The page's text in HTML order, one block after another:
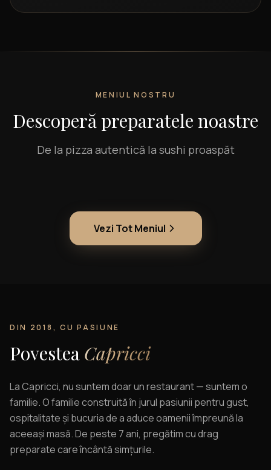
MENIUL NOSTRU
Descoperă preparatele noastre
De la pizza autentică la sushi proaspăt
Vezi Tot Meniul
DIN 2018, CU PASIUNE
Povestea Capricci
La Capricci, nu suntem doar un restaurant — suntem o
familie. O familie construită în jurul pasiunii pentru gust,
ospitalitate și bucuria de a aduce oamenii împreună la
aceeași masă. De peste 7 ani, pregătim cu drag
preparate care încântă simțurile.